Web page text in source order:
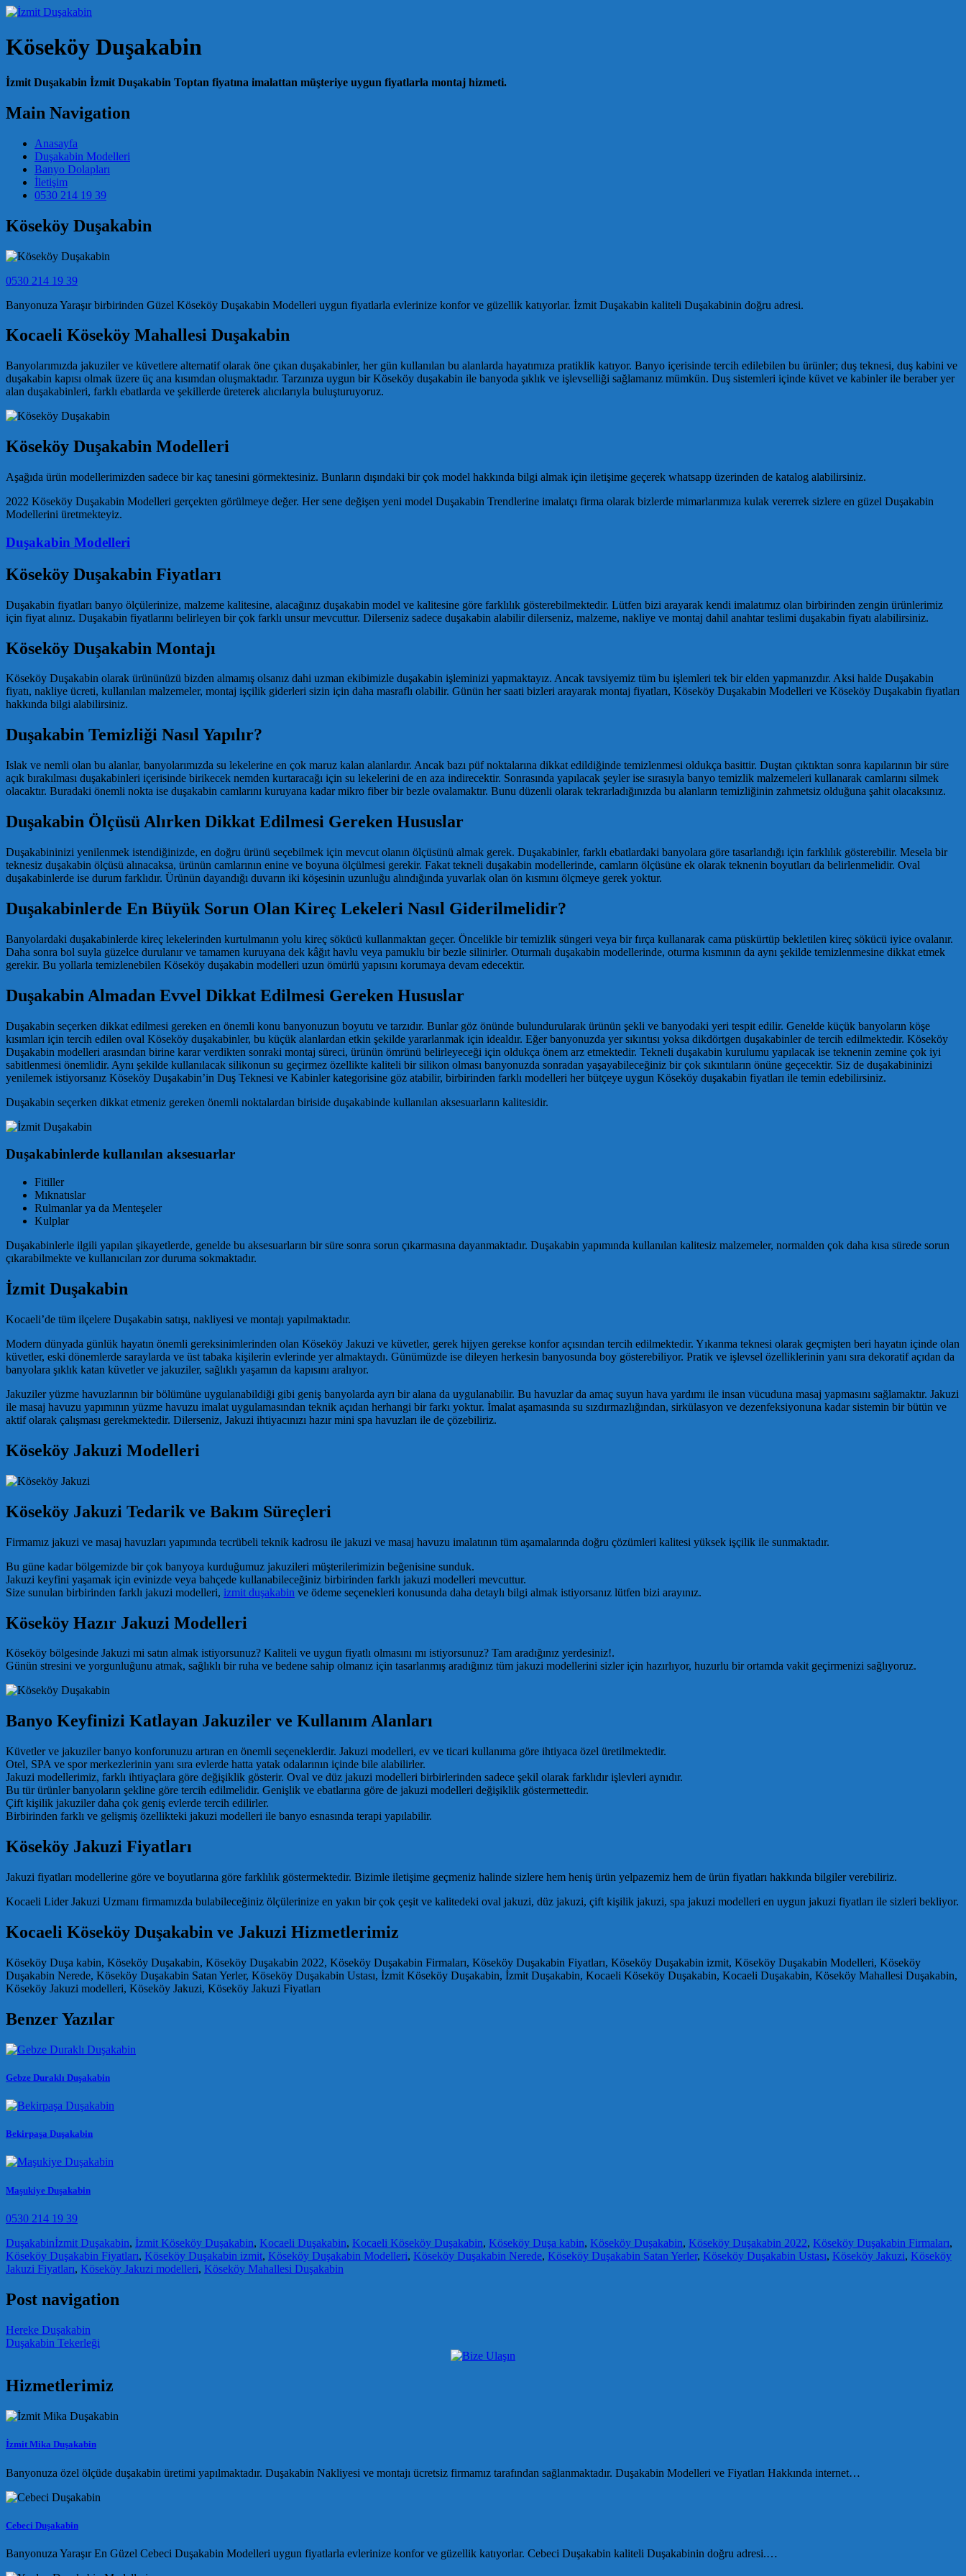
Köseköy Duşakabin
İzmit Duşakabin İzmit Duşakabin Toptan fiyatına imalattan müşteriye uygun fiyatlarla montaj hizmeti.
Main Navigation
Anasayfa
Duşakabin Modelleri
Banyo Dolapları
İletişim
0530 214 19 39
Köseköy Duşakabin
0530 214 19 39
Banyonuza Yaraşır birbirinden Güzel Köseköy Duşakabin Modelleri uygun fiyatlarla evlerinize konfor ve güzellik katıyorlar. İzmit Duşakabin kaliteli Duşakabinin doğru adresi.
Kocaeli Köseköy Mahallesi Duşakabin
Banyolarımızda jakuziler ve küvetlere alternatif olarak öne çıkan duşakabinler, her gün kullanılan bu alanlarda hayatımıza pratiklik katıyor. Banyo içerisinde tercih edilebilen bu ürünler; duş teknesi, duş kabini ve
duşakabin kapısı olmak üzere üç ana kısımdan oluşmaktadır. Tarzınıza uygun bir Köseköy duşakabin ile banyoda şıklık ve işlevselliği sağlamanız mümkün. Duş sistemleri içinde küvet ve kabinler ile beraber yer
alan duşakabinleri, farklı ebatlarda ve şekillerde üreterek alıcılarıyla buluşturuyoruz.
Köseköy Duşakabin Modelleri
Aşağıda ürün modellerimizden sadece bir kaç tanesini görmektesiniz. Bunların dışındaki bir çok model hakkında bilgi almak için iletişime geçerek whatsapp üzerinden de katalog alabilirsiniz.
2022 Köseköy Duşakabin Modelleri gerçekten görülmeye değer. Her sene değişen yeni model Duşakabin Trendlerine imalatçı firma olarak bizlerde mimarlarımıza kulak vererrek sizlere en güzel Duşakabin
Modellerini üretmekteyiz.
Duşakabin Modelleri
Köseköy Duşakabin Fiyatları
Duşakabin fiyatları banyo ölçülerinize, malzeme kalitesine, alacağınız duşakabin model ve kalitesine göre farklılık gösterebilmektedir. Lütfen bizi arayarak kendi imalatımız olan birbirinden zengin ürünlerimiz
için fiyat alınız. Duşakabin fiyatlarını belirleyen bir çok farklı unsur mevcuttur. Dilerseniz sadece duşakabin alabilir dilerseniz, malzeme, nakliye ve montaj dahil anahtar teslimi duşakabin fiyatı alabilirsiniz.
Köseköy Duşakabin Montajı
Köseköy Duşakabin olarak ürününüzü bizden almamış olsanız dahi uzman ekibimizle duşakabin işleminizi yapmaktayız. Ancak tavsiyemiz tüm bu işlemleri tek bir elden yapmanızdır. Aksi halde Duşakabin
fiyatı, nakliye ücreti, kullanılan malzemeler, montaj işçilik giderleri sizin için daha masraflı olabilir. Günün her saati bizleri arayarak montaj fiyatları, Köseköy Duşakabin Modelleri ve Köseköy Duşakabin fiyatları
hakkında bilgi alabilirsiniz.
Duşakabin Temizliği Nasıl Yapılır?
Islak ve nemli olan bu alanlar, banyolarımızda su lekelerine en çok maruz kalan alanlardır. Ancak bazı püf noktalarına dikkat edildiğinde temizlenmesi oldukça basittir. Duştan çıktıktan sonra kapılarının bir süre
açık bırakılması duşakabinleri içerisinde birikecek nemden kurtaracağı için su lekelerini de en aza indirecektir. Sonrasında yapılacak şeyler ise sırasıyla banyo temizlik malzemeleri kullanarak camlarını silmek
olacaktır. Buradaki önemli nokta ise duşakabin camlarını kuruyana kadar mikro fiber bir bezle ovalamaktır. Bunu düzenli olarak tekrarladığınızda bu alanların temizliğinin zahmetsiz olduğuna şahit olacaksınız.
Duşakabin Ölçüsü Alırken Dikkat Edilmesi Gereken Hususlar
Duşakabininizi yenilenmek istendiğinizde, en doğru ürünü seçebilmek için mevcut olanın ölçüsünü almak gerek. Duşakabinler, farklı ebatlardaki banyolara göre tasarlandığı için farklılık gösterebilir. Mesela bir
teknesiz duşakabin ölçüsü alınacaksa, ürünün camlarının enine ve boyuna ölçülmesi gerekir. Fakat tekneli duşakabin modellerinde, camların ölçüsüne ek olarak teknenin boyutları da belirlenmelidir. Oval
duşakabinlerde ise durum farklıdır. Ürünün dayandığı duvarın iki köşesinin uzunluğu alındığında yuvarlak olan ön kısmını ölçmeye gerek yoktur.
Duşakabinlerde En Büyük Sorun Olan Kireç Lekeleri Nasıl Giderilmelidir?
Banyolardaki duşakabinlerde kireç lekelerinden kurtulmanın yolu kireç sökücü kullanmaktan geçer. Öncelikle bir temizlik süngeri veya bir fırça kullanarak cama püskürtüp bekletilen kireç sökücü iyice ovalanır.
Daha sonra bol suyla güzelce durulanır ve tamamen kuruyana dek kâğıt havlu veya pamuklu bir bezle silinirler. Oturmalı duşakabin modellerinde, oturma kısmının da aynı şekilde temizlenmesine dikkat etmek
gerekir. Bu yollarla temizlenebilen Köseköy duşakabin modelleri uzun ömürlü yapısını korumaya devam edecektir.
Duşakabin Almadan Evvel Dikkat Edilmesi Gereken Hususlar
Duşakabin seçerken dikkat edilmesi gereken en önemli konu banyonuzun boyutu ve tarzıdır. Bunlar göz önünde bulundurularak ürünün şekli ve banyodaki yeri tespit edilir. Genelde küçük banyoların köşe
kısımları için tercih edilen oval Köseköy duşakabinler, bu küçük alanlardan etkin şekilde yararlanmak için idealdır. Eğer banyonuzda yer sıkıntısı yoksa dikdörtgen duşakabinler de tercih edilmektedir. Köseköy
Duşakabin modelleri arasından birine karar verdikten sonraki montaj süreci, ürünün ömrünü belirleyeceği için oldukça önem arz etmektedir. Tekneli duşakabin kurulumu yapılacak ise teknenin zemine çok iyi
sabitlenmesi önemlidir. Aynı şekilde kullanılacak silikonun su geçirmez özellikte kaliteli bir silikon olması banyonuzda sonradan yaşayabileceğiniz bir çok sıkıntıların önüne geçecektir. Siz de duşakabininizi
yenilemek istiyorsanız Köseköy Duşakabin’in Duş Teknesi ve Kabinler kategorisine göz atabilir, birbirinden farklı modelleri her bütçeye uygun Köseköy duşakabin fiyatları ile temin edebilirsiniz.
Duşakabin seçerken dikkat etmeniz gereken önemli noktalardan biriside duşakabinde kullanılan aksesuarların kalitesidir.
Duşakabinlerde kullanılan aksesuarlar
Fitiller
Mıknatıslar
Rulmanlar ya da Menteşeler
Kulplar
Duşakabinlerle ilgili yapılan şikayetlerde, genelde bu aksesuarların bir süre sonra sorun çıkarmasına dayanmaktadır. Duşakabin yapımında kullanılan kalitesiz malzemeler, normalden çok daha kısa sürede sorun
çıkarabilmekte ve kullanıcıları zor duruma sokmaktadır.
İzmit Duşakabin
Kocaeli’de tüm ilçelere Duşakabin satışı, nakliyesi ve montajı yapılmaktadır.
Modern dünyada günlük hayatın önemli gereksinimlerinden olan Köseköy Jakuzi ve küvetler, gerek hijyen gerekse konfor açısından tercih edilmektedir. Yıkanma teknesi olarak geçmişten beri hayatın içinde olan
küvetler, eski dönemlerde saraylarda ve üst tabaka kişilerin evlerinde yer almaktaydı. Günümüzde ise dileyen herkesin banyosunda boy gösterebiliyor. Pratik ve işlevsel özelliklerinin yanı sıra dekoratif açıdan da
banyolara şıklık katan küvetler ve jakuziler, sağlıklı yaşamın da kapısını aralıyor.
Jakuziler yüzme havuzlarının bir bölümüne uygulanabildiği gibi geniş banyolarda ayrı bir alana da uygulanabilir. Bu havuzlar da amaç suyun hava yardımı ile insan vücuduna masaj yapmasını sağlamaktır. Jakuzi
ile masaj havuzu yapımının yüzme havuzu imalat uygulamasından teknik açıdan herhangi bir farkı yoktur. İmalat aşamasında su sızdırmazlığından, sirkülasyon ve dezenfeksiyonuna kadar sistemin bir bütün ve
aktif olarak çalışması gerekmektedir. Dilerseniz, Jakuzi ihtiyacınızı hazır mini spa havuzları ile de çözebiliriz.
Köseköy Jakuzi Modelleri
Köseköy Jakuzi Tedarik ve Bakım Süreçleri
Firmamız jakuzi ve masaj havuzları yapımında tecrübeli teknik kadrosu ile jakuzi ve masaj havuzu imalatının tüm aşamalarında doğru çözümleri kalitesi yüksek işçilik ile sunmaktadır.
Bu güne kadar bölgemizde bir çok banyoya kurduğumuz jakuzileri müşterilerimizin beğenisine sunduk.
Jakuzi keyfini yaşamak için evinizde veya bahçede kullanabileceğiniz birbirinden farklı jakuzi modelleri mevcuttur.
Size sunulan birbirinden farklı jakuzi modelleri, izmit duşakabin ve ödeme seçenekleri konusunda daha detaylı bilgi almak istiyorsanız lütfen bizi arayınız.
Köseköy Hazır Jakuzi Modelleri
Köseköy bölgesinde Jakuzi mi satın almak istiyorsunuz? Kaliteli ve uygun fiyatlı olmasını mı istiyorsunuz? Tam aradığınız yerdesiniz!.
Günün stresini ve yorgunluğunu atmak, sağlıklı bir ruha ve bedene sahip olmanız için tasarlanmış aradığınız tüm jakuzi modellerini sizler için hazırlıyor, huzurlu bir ortamda vakit geçirmenizi sağlıyoruz.
Banyo Keyfinizi Katlayan Jakuziler ve Kullanım Alanları
Küvetler ve jakuziler banyo konforunuzu artıran en önemli seçeneklerdir. Jakuzi modelleri, ev ve ticari kullanıma göre ihtiyaca özel üretilmektedir.
Otel, SPA ve spor merkezlerinin yanı sıra evlerde hatta yatak odalarının içinde bile alabilirler.
Jakuzi modellerimiz, farklı ihtiyaçlara göre değişiklik gösterir. Oval ve düz jakuzi modelleri birbirlerinden sadece şekil olarak farklıdır işlevleri aynıdır.
Bu tür ürünler banyoların şekline göre tercih edilmelidir. Genişlik ve ebatlarına göre de jakuzi modelleri değişiklik göstermettedir.
Çift kişilik jakuziler daha çok geniş evlerde tercih edilirler.
Birbirinden farklı ve gelişmiş özellikteki jakuzi modelleri ile banyo esnasında terapi yapılabilir.
Köseköy Jakuzi Fiyatları
Jakuzi fiyatları modellerine göre ve boyutlarına göre farklılık göstermektedir. Bizimle iletişime geçmeniz halinde sizlere hem heniş ürün yelpazemiz hem de ürün fiyatları hakkında bilgiler verebiliriz.
Kocaeli Lider Jakuzi Uzmanı firmamızda bulabileceğiniz ölçülerinize en yakın bir çok çeşit ve kalitedeki oval jakuzi, düz jakuzi, çift kişilik jakuzi, spa jakuzi modelleri en uygun jakuzi fiyatları ile sizleri bekliyor.
Kocaeli Köseköy Duşakabin ve Jakuzi Hizmetlerimiz
Köseköy Duşa kabin, Köseköy Duşakabin, Köseköy Duşakabin 2022, Köseköy Duşakabin Firmaları, Köseköy Duşakabin Fiyatları, Köseköy Duşakabin izmit, Köseköy Duşakabin Modelleri, Köseköy
Duşakabin Nerede, Köseköy Duşakabin Satan Yerler, Köseköy Duşakabin Ustası, İzmit Köseköy Duşakabin, İzmit Duşakabin, Kocaeli Köseköy Duşakabin, Kocaeli Duşakabin, Köseköy Mahallesi Duşakabin,
Köseköy Jakuzi modelleri, Köseköy Jakuzi, Köseköy Jakuzi Fiyatları
Benzer Yazılar
Gebze Duraklı Duşakabin
Bekirpaşa Duşakabin
Maşukiye Duşakabin
0530 214 19 39
Duşakabinİzmit Duşakabin, İzmit Köseköy Duşakabin, Kocaeli Duşakabin, Kocaeli Köseköy Duşakabin, Köseköy Duşa kabin, Köseköy Duşakabin, Köseköy Duşakabin 2022, Köseköy Duşakabin Firmaları,
Köseköy Duşakabin Fiyatları, Köseköy Duşakabin izmit, Köseköy Duşakabin Modelleri, Köseköy Duşakabin Nerede, Köseköy Duşakabin Satan Yerler, Köseköy Duşakabin Ustası, Köseköy Jakuzi, Köseköy
Jakuzi Fiyatları, Köseköy Jakuzi modelleri, Köseköy Mahallesi Duşakabin
Post navigation
Hereke Duşakabin
Duşakabin Tekerleği
Hizmetlerimiz
İzmit Mika Duşakabin
Banyonuza özel ölçüde duşakabin üretimi yapılmaktadır. Duşakabin Nakliyesi ve montajı ücretsiz firmamız tarafından sağlanmaktadır. Duşakabin Modelleri ve Fiyatları Hakkında internet…
Cebeci Duşakabin
Banyonuza Yaraşır En Güzel Cebeci Duşakabin Modelleri uygun fiyatlarla evlerinize konfor ve güzellik katıyorlar. Cebeci Duşakabin kaliteli Duşakabinin doğru adresi.…